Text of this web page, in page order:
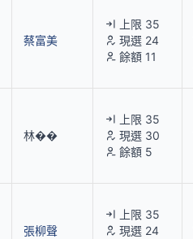
蔡富美
上限 35
現選 24
餘額 11
林��
上限 35
現選 30
餘額 5
張柳聲
上限 35
現選 24